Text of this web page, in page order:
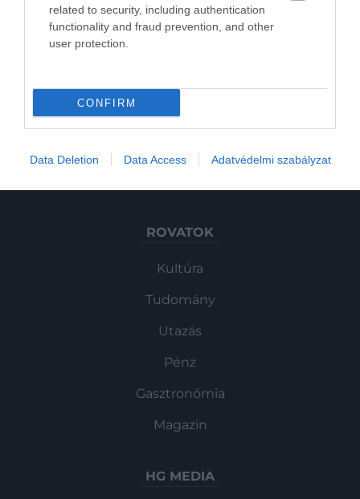
related to security, including authentication
functionality and fraud prevention, and other
user protection.
CONFIRM
Data Deletion Data Access Adatvédelmi szabályzat
Művelődj, szórakozz, kíváncsiskodj, kóstolgass
ROVATOK
Kultúra
Tudomány
Utazás
Pénz
Gasztronómia
Magazin
HG MEDIA